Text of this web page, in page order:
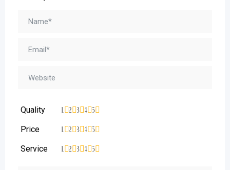
Quality 5
4
3
2
1
Price 5
4
3
2
1
Service 5
4
3
2
1